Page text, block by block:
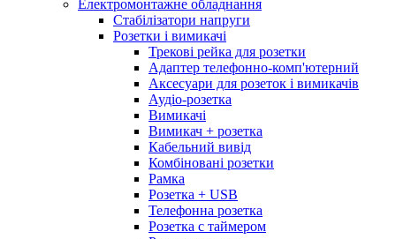
Електромонтажне обладнання
Стабілізатори напруги
Розетки і вимикачі
Трекові рейка для розетки
Адаптер телефонно-комп'ютерний
Аксесуари для розеток і вимикачів
Аудіо-розетка
Вимикачі
Вимикач + розетка
Кабельний вивід
Комбіновані розетки
Рамка
Розетка + USB
Телефонна розетка
Розетка с таймером